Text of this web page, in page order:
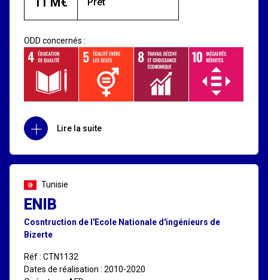
ODD concernés :
Lire la suite
Tunisie
ENIB
Cosntruction de l'Ecole Nationale d'ingénieurs de
Bizerte
Réf : CTN1132
Dates de réalisation : 2010-2020